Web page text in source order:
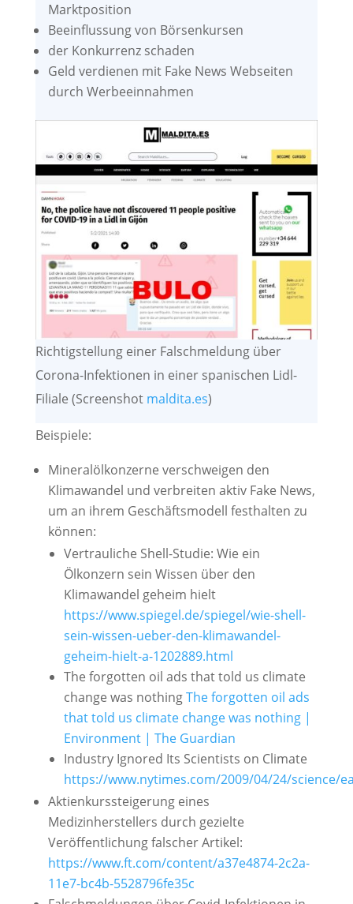
Marktposition
Beeinflussung von Börsenkursen
der Konkurrenz schaden
Geld verdienen mit Fake News Webseiten
durch Werbeeinnahmen
Richtigstellung einer Falschmeldung über
Corona-Infektionen in einer spanischen Lidl-
Filiale (Screenshotmaldita.es)
Beispiele:
Mineralölkonzerne verschweigen den
Klimawandel und verbreiten aktiv Fake News,
um an ihrem Geschäftsmodell festhalten zu
können:
Vertrauliche Shell-Studie: Wie ein
Ölkonzern sein Wissen über den
Klimawandel geheim hielt
https://www.spiegel.de/spiegel/wie-shell-
sein-wissen-ueber-den-klimawandel-
geheim-hielt-a-1202889.html
The forgotten oil ads that told us climate
change was nothingThe forgotten oil ads
that told us climate change was nothing |
Environment | The Guardian
Industry Ignored Its Scientists on Climate
https://www.nytimes.com/2009/04/24/science/
Aktienkurssteigerung eines
Medizinherstellers durch gezielte
Veröffentlichung falscher Artikel:
https://www.ft.com/content/a37e4874-2c2a-
11e7-bc4b-5528796fe35c